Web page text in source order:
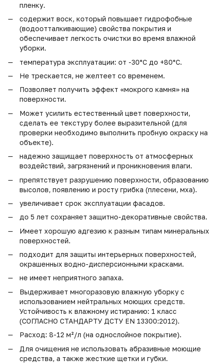
пленку.
содержит воск, который повышает гидрофобные
(водоотталкивающие) свойства покрытия и
обеспечивает легкость очистки во время влажной
уборки.
температура эксплуатации: от -30°С до +80°С.
Не трескается, не желтеет со временем.
Позволяет получить эффект «мокрого камня» на
поверхности.
Может усилить естественный цвет поверхности,
сделать ее текстуру более выразительной (для
проверки необходимо выполнить пробную окраску на
объекте).
надежно защищает поверхность от атмосферных
воздействий, загрязнений и проникновения влаги.
препятствует разрушению поверхности, образованию
высолов, появлению и росту грибка (плесени, мха).
увеличивает срок эксплуатации фасадов.
до 5 лет сохраняет защитно-декоративные свойства.
Имеет хорошую адгезию к разным типам минеральных
поверхностей.
подходит для защиты интерьерных поверхностей,
окрашенных водно-дисперсионными красками.
не имеет неприятного запаха.
Выдерживает многоразовую влажную уборку с
использованием нейтральных моющих средств.
Устойчивость к влажному истиранию: 1 класс
(СОГЛАСНО СТАНДАРТУ ДСТУ EN 13300:2012).
Расход: 8-12 м²/л (на однослойное покрытие).
Для очищения не использовать абразивные моющие
средства, а также жесткие щетки и губки.